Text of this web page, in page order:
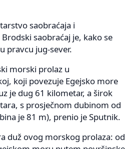
saobraćaja i
saobraćaj je, kako se
pravcu jug-sever.
morski prolaz u
koji povezuje Egejsko more
je dug 61 kilometar, a širok
s prosječnom dubinom od
je 81 m), prenio je Sputnik.
duž ovog morskog prolaza: od